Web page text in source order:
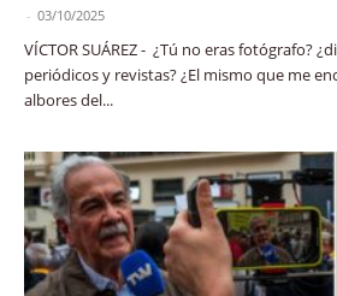
- 03/10/2025
VÍCTOR SUÁREZ - ¿Tú no eras fotógrafo?
periódicos y revistas? ¿El mismo que me
albores del...